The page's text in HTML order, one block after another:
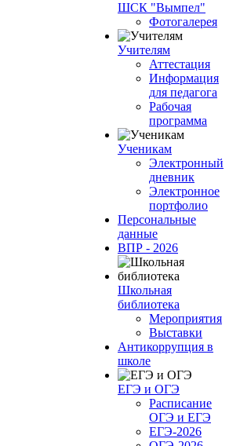
ШСК "Вымпел"
Фотогалерея
Учителям
Аттестация
Информация
для педагога
Рабочая
программа
Ученикам
Электронный
дневник
Электронное
портфолио
Персональные
данные
ВПР - 2026
Школьная
библиотека
Мероприятия
Выставки
Антикоррупция в
школе
ЕГЭ и ОГЭ
Расписание
ОГЭ и ЕГЭ
ЕГЭ-2026